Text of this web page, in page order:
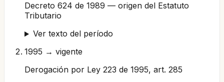
Decreto 624 de 1989 — origen del Estatuto
Tributario
Ver texto del período
1995 → vigente
Derogación por Ley 223 de 1995, art. 285